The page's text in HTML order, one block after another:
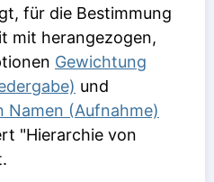
für die Bestimmung
mit herangezogen,
Gewichtung
und
Namen (Aufnahme)
"Hierarchie von